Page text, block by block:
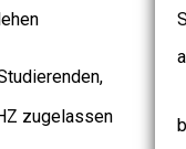
zugelassen